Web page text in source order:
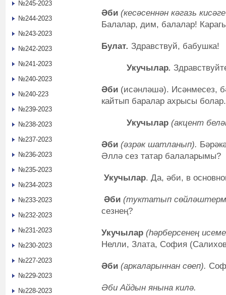
Әби (кесәсеннән кәгазь
Балалар, дим, балалар!
Булат. Здравствуй, бабушка!
Укучылар.
Әби (исәнләшә). Исәнмесез,
кайтып баралар ахрысы болар.
Укучылар (акцент
Әби (әзрәк шатланып).
Әллә сез татар балаларымы?
Укучылар. Да, әби, в
Әби (туктатып
сезнең?
Укучылар (һәрберсенең
Нелли, Злата, София
Әби (аркаларыннан сөеп).
Әби Айдын янына килә.
№245-2023
№244-2023
№243-2023
№242-2023
№241-2023
№240-2023
№240-223
№239-2023
№238-2023
№237-2023
№236-2023
№235-2023
№234-2023
№233-2023
№232-2023
№231-2023
№230-2023
№227-2023
№229-2023
№228-2023